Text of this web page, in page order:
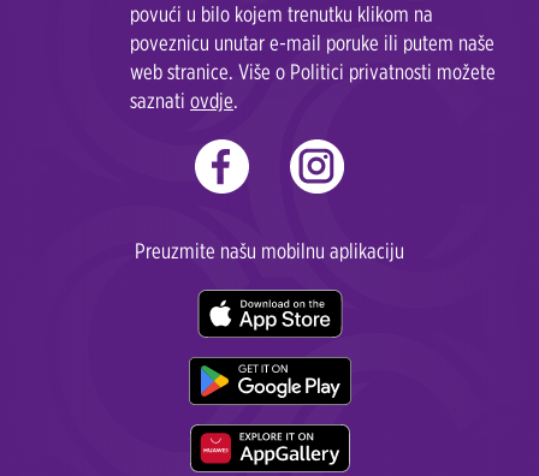
povući u bilo kojem trenutku klikom na
poveznicu unutar e-mail poruke ili putem naše
web stranice. Više o Politici privatnosti možete
saznati ovdje.
Preuzmite našu mobilnu aplikaciju